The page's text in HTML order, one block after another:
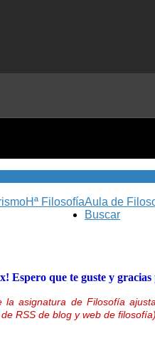
Aula de
Hª Filosofía
Buscar
Espero que te guste y
asignatura de Filosofía
RSS de blog y web de filosofía).